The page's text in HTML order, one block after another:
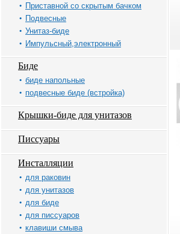
Приставной со скрытым бачком
Подвесные
Унитаз-биде
Импульсный,электронный
Биде
биде напольные
подвесные биде (встройка)
Крышки-биде для унитазов
Писсуары
Инсталляции
для раковин
для унитазов
для биде
для писсуаров
клавиши смыва